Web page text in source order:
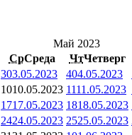
Май 2023
СрСреда ЧтЧетверг
303.05.2023 404.05.2023
1010.05.2023 1111.05.2023
1717.05.2023 1818.05.2023
2424.05.2023 2525.05.2023